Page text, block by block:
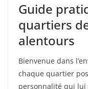
Guide
quartiers
alentours
Bienvenue dans
chaque quartier
personnalité qui lui